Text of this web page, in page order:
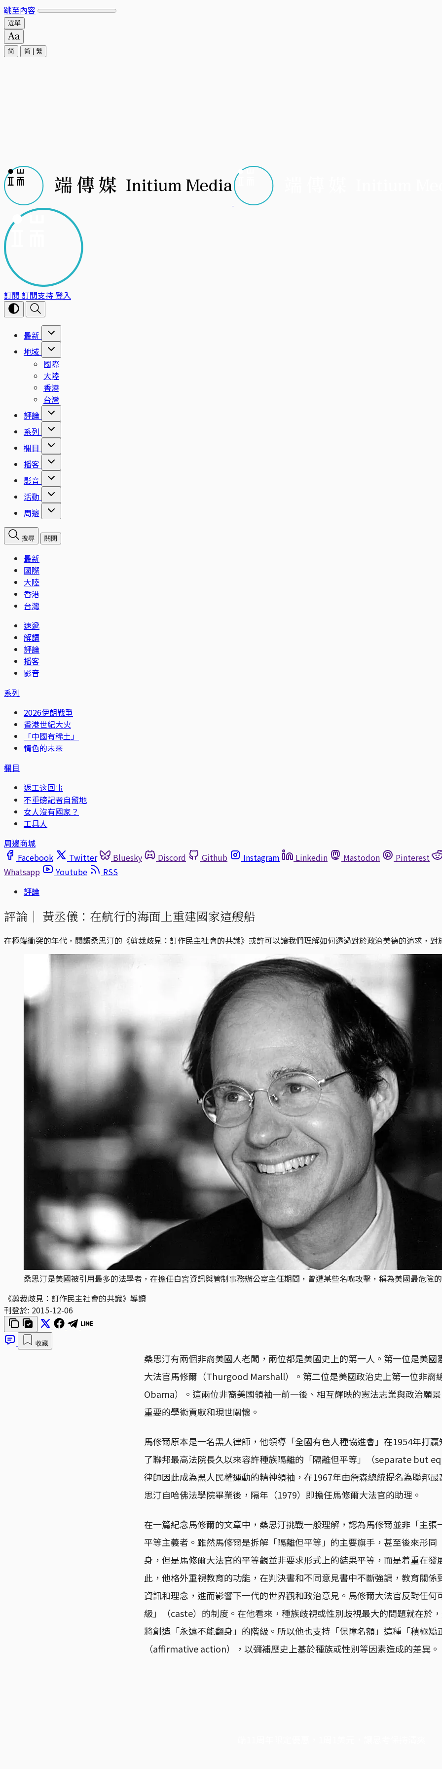
跳至內容
選單
简 简 繁
訂閱 訂閱支持登入
最新
地域
國際
大陸
香港
台灣
評論
系列
欄目
播客
影音
活動
周邊
搜尋 關閉
最新
國際
大陸
香港
台灣
速遞
解讀
評論
播客
影音
系列
2026伊朗戰爭
香港世紀大火
「中國有稀土」
情色的未來
欄目
返工这回事
不重磅記者自留地
女人沒有國家？
工具人
周邊商城
Facebook
Twitter Bluesky Discord Github Instagram Linkedin Mastodon
Pinterest
Whatsapp
Youtube
RSS
評論
評論｜ 黃丞儀：在航行的海面上重建國家這艘船
在極端衝突的年代，閱讀桑思汀的《剪裁歧見：訂作民主社會的共識》或許可以讓我們理解如何透過對於政治美德的追求，
桑思汀是美國被引用最多的法學者，在擔任白宮資訊與管制事務辦公室主任期間，曾遭某些名嘴攻擊，稱為美國最危險
《剪裁歧見：訂作民主社會的共識》導讀
刊登於: 2015-12-06
收藏
桑思汀有兩個非裔美國人老闆，兩位都是美國史上的第一人。第一位是美國
大法官馬修爾（Thurgood Marshall）。第二位是美國政治史上第一位非裔
Obama）。這兩位非裔美國領袖一前一後、相互輝映的憲法志業與政治願
重要的學術貢獻和現世關懷。
馬修爾原本是一名黑人律師，他領導「全國有色人種協進會」在1954年打
了聯邦最高法院長久以來容許種族隔離的「隔離但平等」（separate but
律師因此成為黑人民權運動的精神領袖，在1967年由詹森總統提名為聯邦
思汀自哈佛法學院畢業後，隔年（1979）即擔任馬修爾大法官的助理。
在一篇紀念馬修爾的文章中，桑思汀挑戰一般理解，認為馬修爾並非「主張
平等主義者。雖然馬修爾是拆解「隔離但平等」的主要旗手，甚至後來形同
身，但是馬修爾大法官的平等觀並非要求形式上的結果平等，而是着重在發
此，他格外重視教育的功能，在判決書和不同意見書中不斷強調，教育關係
資訊和理念，進而影響下一代的世界觀和政治意見。馬修爾大法官反對任何
級」（caste）的制度。在他看來，種族歧視或性別歧視最大的問題就在於
將創造「永遠不能翻身」的階級。所以他也支持「保障名額」這種「積極矯
（affirmative action），以彌補歷史上基於種族或性別等因素造成的差異。